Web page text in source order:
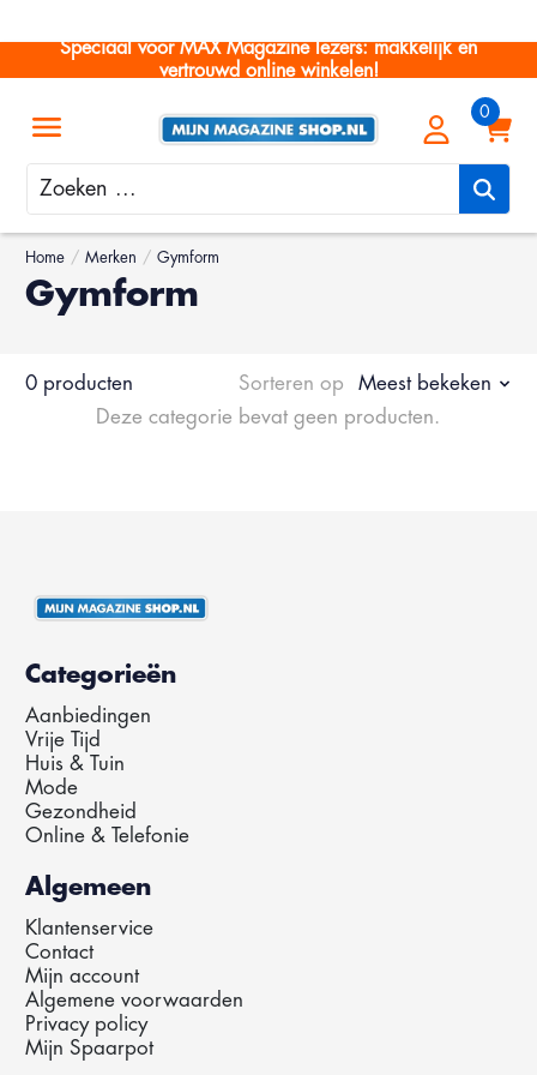
Speciaal voor MAX Magazine lezers: makkelijk en
vertrouwd online winkelen!
Zoeken
Home / Merken / Gymform
Gymform
0 producten Sorteren op
Meest bekeken
Deze categorie bevat geen producten.
Categorieën
Aanbiedingen
Vrije Tijd
Huis & Tuin
Mode
Gezondheid
Online & Telefonie
Algemeen
Klantenservice
Contact
Mijn account
Algemene voorwaarden
Privacy policy
Mijn Spaarpot